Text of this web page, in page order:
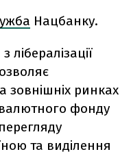
Нацбанку.
лібералізації
зовнішніх ринках
фонду
та виділення